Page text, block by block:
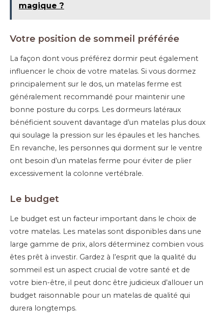
magique ?
Votre position de sommeil préférée
La façon dont vous préférez dormir peut également
influencer le choix de votre matelas. Si vous dormez
principalement sur le dos, un matelas ferme est
généralement recommandé pour maintenir une
bonne posture du corps. Les dormeurs latéraux
bénéficient souvent davantage d’un matelas plus doux
qui soulage la pression sur les épaules et les hanches.
En revanche, les personnes qui dorment sur le ventre
ont besoin d’un matelas ferme pour éviter de plier
excessivement la colonne vertébrale.
Le budget
Le budget est un facteur important dans le choix de
votre matelas. Les matelas sont disponibles dans une
large gamme de prix, alors déterminez combien vous
êtes prêt à investir. Gardez à l’esprit que la qualité du
sommeil est un aspect crucial de votre santé et de
votre bien-être, il peut donc être judicieux d’allouer un
budget raisonnable pour un matelas de qualité qui
durera longtemps.